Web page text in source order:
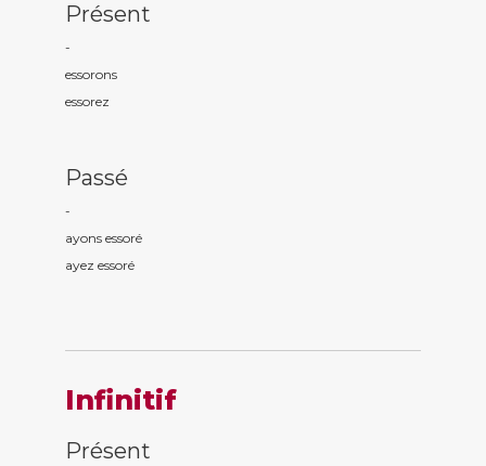
Présent
-
essorons
essorez
Passé
-
ayons essoré
ayez essoré
Infinitif
Présent